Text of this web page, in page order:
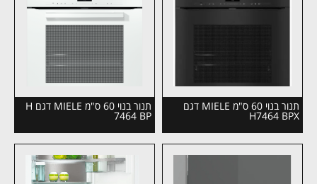
תנור בנוי 60 ס"מ MIELE דגם
H7464 BPX
תנור בנוי 60 ס"מ MIELE דגם H
7464 BP